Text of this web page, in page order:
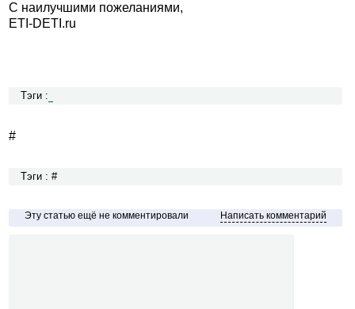
С наилучшими пожеланиями,
ETI-DETI.ru
Тэги :
#
Тэги : #
Эту статью ещё не комментировали Написать комментарий